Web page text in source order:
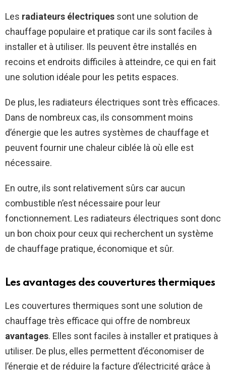
Les radiateurs électriques sont une solution de
chauffage populaire et pratique car ils sont faciles à
installer et à utiliser. Ils peuvent être installés en
recoins et endroits difficiles à atteindre, ce qui en fait
une solution idéale pour les petits espaces.
De plus, les radiateurs électriques sont très efficaces.
Dans de nombreux cas, ils consomment moins
d’énergie que les autres systèmes de chauffage et
peuvent fournir une chaleur ciblée là où elle est
nécessaire.
En outre, ils sont relativement sûrs car aucun
combustible n’est nécessaire pour leur
fonctionnement. Les radiateurs électriques sont donc
un bon choix pour ceux qui recherchent un système
de chauffage pratique, économique et sûr.
Les avantages des couvertures thermiques
Les couvertures thermiques sont une solution de
chauffage très efficace qui offre de nombreux
avantages. Elles sont faciles à installer et pratiques à
utiliser. De plus, elles permettent d’économiser de
l’énergie et de réduire la facture d’électricité grâce à